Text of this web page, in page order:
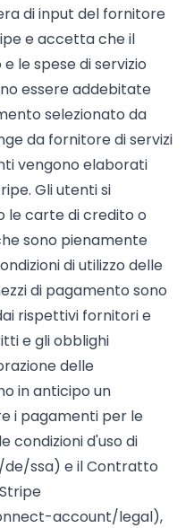
di input del fornitore
e accetta che il
le spese di servizio
essere addebitate
selezionato da
da fornitore di servizi
vengono elaborati
Gli utenti si
le carte di credito o
sono pienamente
di utilizzo delle
di pagamento sono
rispettivi fornitori e
e gli obblighi
delle
in anticipo un
i pagamenti per le
condizioni d'uso di
ssa) e il Contratto
account/legal),